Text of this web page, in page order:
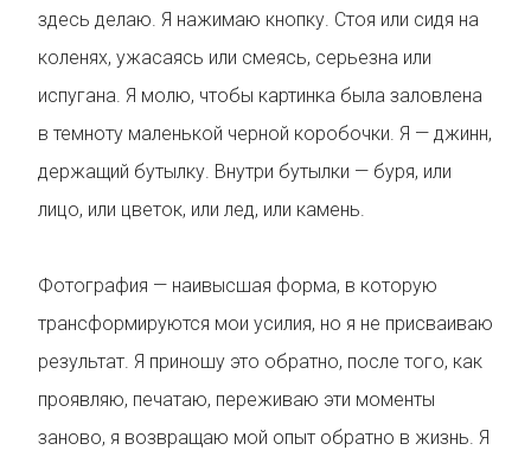
здесь делаю. Я нажимаю кнопку. Стоя или сидя на
коленях, ужасаясь или смеясь, серьезна или
испугана. Я молю, чтобы картинка была заловлена
в темноту маленькой черной коробочки. Я — джинн,
держащий бутылку. Внутри бутылки — буря, или
лицо, или цветок, или лед, или камень.
Фотография — наивысшая форма, в которую
трансформируются мои усилия, но я не присваиваю
результат. Я приношу это обратно, после того, как
проявляю, печатаю, переживаю эти моменты
заново, я возвращаю мой опыт обратно в жизнь. Я